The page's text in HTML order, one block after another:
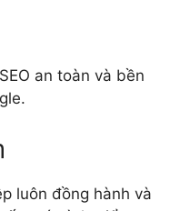
an toàn và bền
luôn đồng hành và